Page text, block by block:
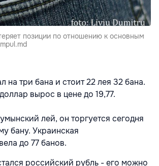
позиции по отношению к основным
на три бана и стоит 22 лея 32 бана.
вырос в цене до 19,77.
лей, он торгуется сегодня
бану. Украинская
до 77 банов.
российский рубль - его можно